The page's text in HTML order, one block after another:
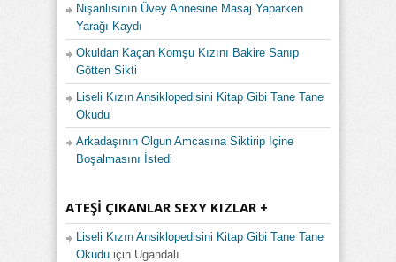
Nişanlısının Üvey Annesine Masaj Yaparken
Yarağı Kaydı
Okuldan Kaçan Komşu Kızını Bakire Sanıp
Götten Sikti
Liseli Kızın Ansiklopedisini Kitap Gibi Tane Tane
Okudu
Arkadaşının Olgun Amcasına Siktirip İçine
Boşalmasını İstedi
ATEŞI ÇIKANLAR SEXY KIZLAR +
Liseli Kızın Ansiklopedisini Kitap Gibi Tane Tane
Okudu için Ugandalı